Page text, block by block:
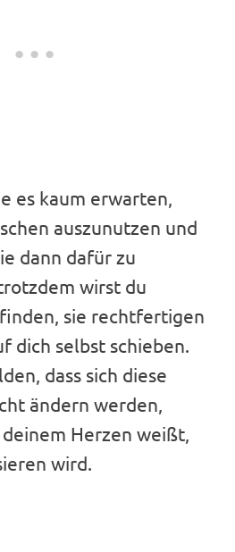
es kaum erwarten,
auszunutzen und
dann dafür zu
wirst du
sie rechtfertigen
dich selbst schieben.
dass sich diese
ändern werden,
Herzen weißt,
wird.